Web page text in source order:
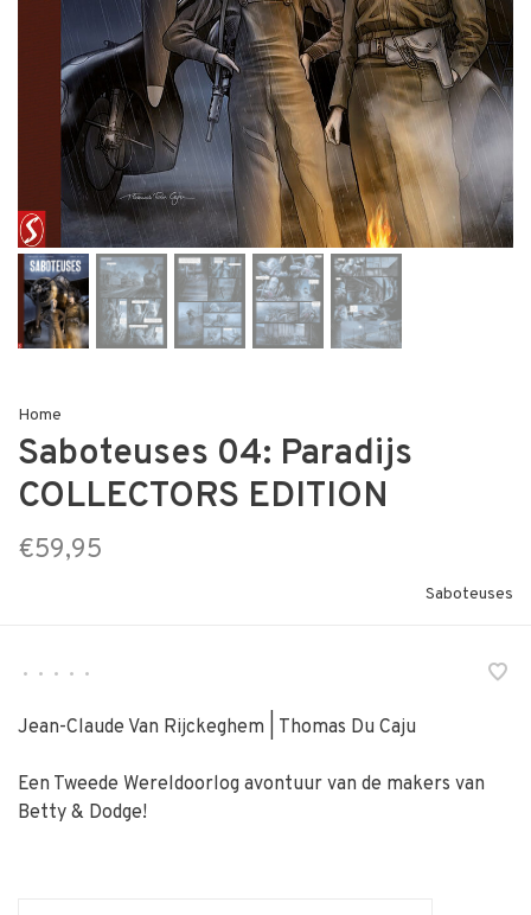
Home
Saboteuses 04: Paradijs
COLLECTORS EDITION
€59,95
Saboteuses
• • • • •
Jean-Claude Van Rijckeghem | Thomas Du Caju
Een Tweede Wereldoorlog avontuur van de makers van
Betty & Dodge!